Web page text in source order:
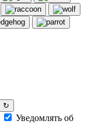
↻
Уведомлять об